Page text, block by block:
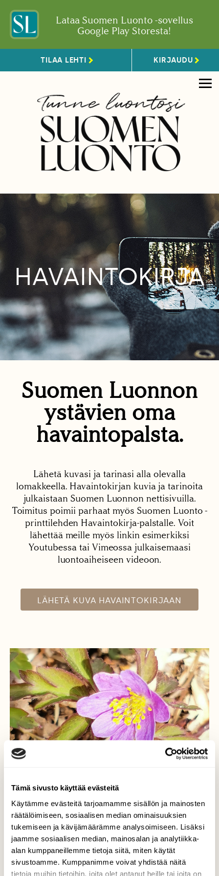
Tämä sivusto käyttää evästeitä
Käytämme evästeitä tarjoamamme sisällön ja mainosten
räätälöimiseen, sosiaalisen median ominaisuuksien
tukemiseen ja kävijämäärämme analysoimiseen. Lisäksi
jaamme sosiaalisen median, mainosalan ja analytiikka-
alan kumppaneillemme tietoja siitä, miten käytät
sivustoamme. Kumppanimme voivat yhdistää näitä
tietoja muihin tietoihin, joita olet antanut heille tai joita on
Lataa Suomen Luonto -sovellus
Google Play Storesta!
TILAA LEHTI KIRJAUDU
HAVAINTOKIRJA
Suomen Luonnon
ystävien oma
havaintopalsta.
Lähetä kuvasi ja tarinasi alla olevalla
lomakkeella. Havaintokirjan kuvia ja tarinoita
julkaistaan Suomen Luonnon nettisivuilla.
Toimitus poimii parhaat myös Suomen Luonto -
printtilehden Havaintokirja-palstalle. Voit
lähettää meille myös linkin esimerkiksi
Youtubessa tai Vimeossa julkaisemaasi
luontoaiheiseen videoon.
LÄHETÄ KUVA HAVAINTOKIRJAAN